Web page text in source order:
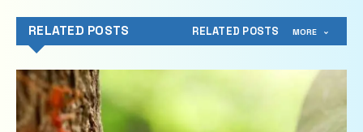
RELATED POSTS RELATED POSTS MORE